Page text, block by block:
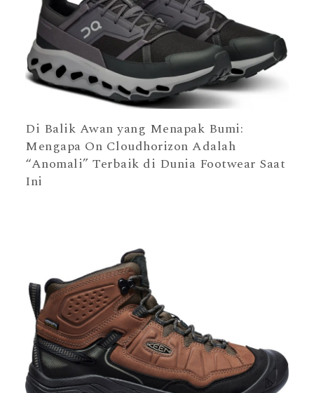
Di Balik Awan yang Menapak Bumi:
Mengapa On Cloudhorizon Adalah
“Anomali” Terbaik di Dunia Footwear Saat
Ini